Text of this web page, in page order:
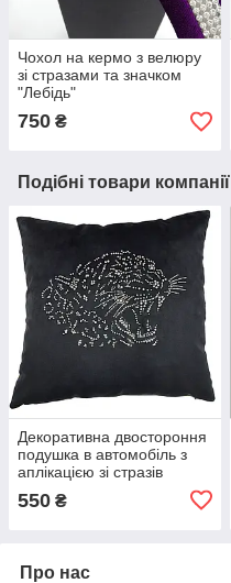
Чохол на кермо з велюру
зі стразами та значком
"Лебідь"
750 ₴
Подібні товари компанії
Декоративна двостороння
подушка в автомобіль з
аплікацією зі стразів
550 ₴
Про нас